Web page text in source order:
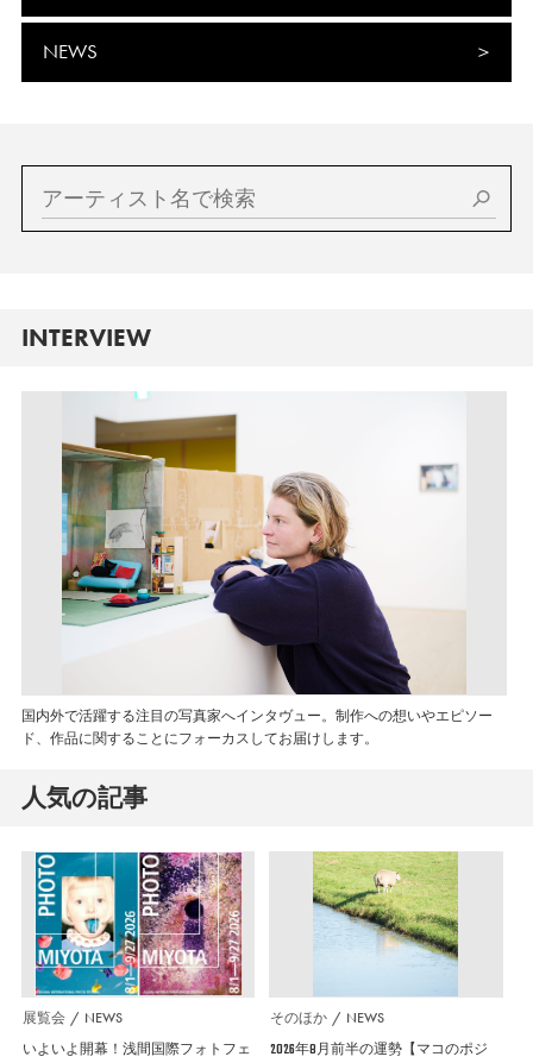
NEWS
INTERVIEW
国内外で活躍する注目の写真家へインタヴュー。制作への想いやエピソー
ド、作品に関することにフォーカスしてお届けします。
人気の記事
展覧会 NEWS
いよいよ開幕！浅間国際フォトフェ
そのほか NEWS
2026年8月前半の運勢【マコのポジ